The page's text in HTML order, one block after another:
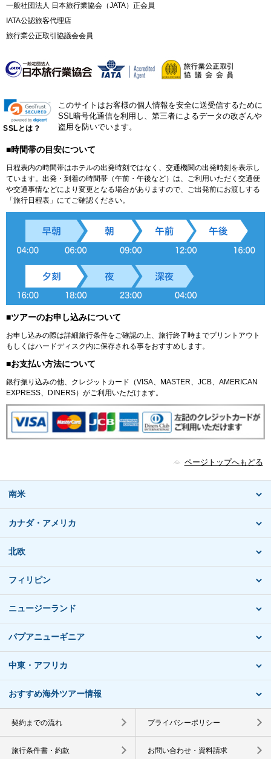
一般社団法人 日本旅行業協会（JATA）正会員
IATA公認旅客代理店
旅行業公正取引協議会会員
SSLとは？
このサイトはお客様の個人情報を安全に送受信するために
SSL暗号化通信を利用し、第三者によるデータの改ざんや
盗用を防いでいます。
■時間帯の目安について
日程表内の時間帯はホテルの出発時刻ではなく、交通機関の出発時刻を表示し
ています。出発・到着の時間帯（午前・午後など）は、ご利用いただく交通便
や交通事情などにより変更となる場合がありますので、ご出発前にお渡しする
「旅行日程表」にてご確認ください。
■ツアーのお申し込みについて
お申し込みの際は詳細旅行条件をご確認の上、旅行終了時までプリントアウト
もしくはハードディスク内に保存される事をおすすめします。
■お支払い方法について
銀行振り込みの他、クレジットカード（VISA、MASTER、JCB、AMERICAN
EXPRESS、DINERS）がご利用いただけます。
ページトップへもどる
南米
カナダ・アメリカ
北欧
フィリピン
ニュージーランド
パプアニューギニア
中東・アフリカ
おすすめ海外ツアー情報
契約までの流れ プライバシーポリシー
旅行条件書・約款 お問い合わせ・資料請求